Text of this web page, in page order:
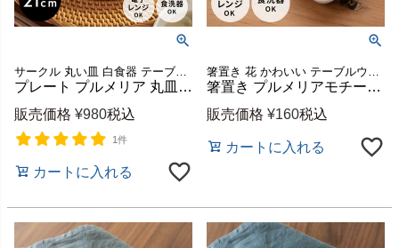
プレート プルメリア 丸皿 ラウンド 約 W 21cm D 21cm H 2cm 直径21cm ホワイト 陶器 食器 お皿 平皿 大皿 中皿 盛り付け皿 皿 ランチ ディナー 食卓 パーティー カフェ レストラン おしゃれ リゾート キッチン 雑貨 テーブルウエア Franzy フランジー アジアン [pl13-671]
販売価格 ¥980税込
1件
カートに入れる
箸置き プルメリアモチーフ 一輪タイプ 3.9cm ホワイト グリーン 陶器製 [pl1-66811 pl1-66812]【 はし置き 薬味皿 フランジパニ カトラリー置き 可愛い バリ島 リゾート ギフト プレゼント カフェ レストラン おしゃれ キッチン雑貨 アジアン 雑貨 アジアン雑貨 】
販売価格 ¥160税込
カートに入れる